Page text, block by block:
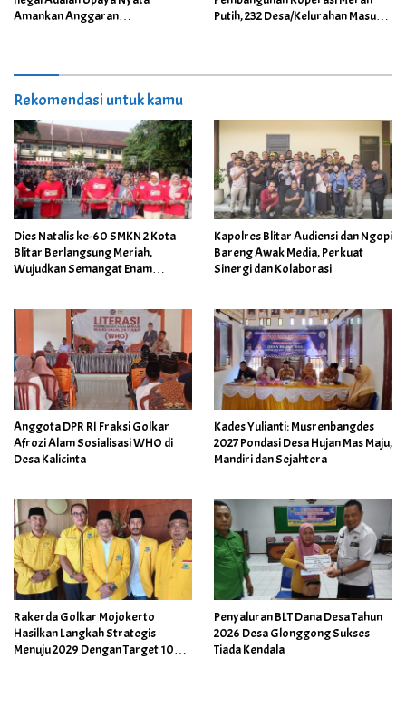
Amankan Anggaran
Putih, 232 Desa/Kelurahan Masuk
Rekomendasi untuk kamu
Dies Natalis ke-60 SMKN 2 Kota
Blitar Berlangsung Meriah,
Wujudkan Semangat Enam
Kapolres Blitar Audiensi dan Ngopi
Bareng Awak Media, Perkuat
Sinergi dan Kolaborasi
Anggota DPR RI Fraksi Golkar
Afrozi Alam Sosialisasi WHO di
Desa Kalicinta
Kades Yulianti: Musrenbangdes
2027 Pondasi Desa Hujan Mas Maju,
Mandiri dan Sejahtera
Rakerda Golkar Mojokerto
Hasilkan Langkah Strategis
Menuju 2029 Dengan Target 10
Penyaluran BLT Dana Desa Tahun
2026 Desa Glonggong Sukses
Tiada Kendala